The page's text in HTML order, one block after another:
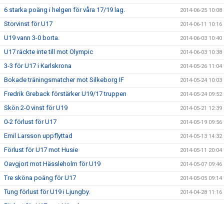
6 starka poäng i helgen för våra 17/19 lag. 2014-06-25 10:08
Storvinst för U17 2014-06-11 10:16
U19 vann 3-0 borta. 2014-06-03 10:40
U17 räckte inte till mot Olympic 2014-06-03 10:38
3-3 för U17 i Karlskrona 2014-05-26 11:04
Bokade träningsmatcher mot Silkeborg IF 2014-05-24 10:03
Fredrik Greback förstärker U19/17 truppen 2014-05-24 09:52
Skön 2-0 vinst för U19 2014-05-21 12:39
0-2 förlust för U17 2014-05-19 09:56
Emil Larsson uppflyttad 2014-05-13 14:32
Förlust för U17 mot Husie 2014-05-11 20:04
Oavgjort mot Hässleholm för U19 2014-05-07 09:46
Tre sköna poäng för U17 2014-05-05 09:14
Tung förlust för U19 i Ljungby. 2014-04-28 11:16